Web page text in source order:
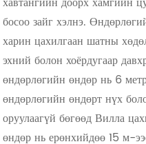
босоо зайг хэлнэ.
харин цахилгаан шатны
эхний болон хоёрдугаар
өндөрлөгийн өндөр нь 6
өндөрлөгийн өндөрт нүх
оруулаагүй бөгөөд Вилла
өндөр нь ерөнхийдөө 15 м-